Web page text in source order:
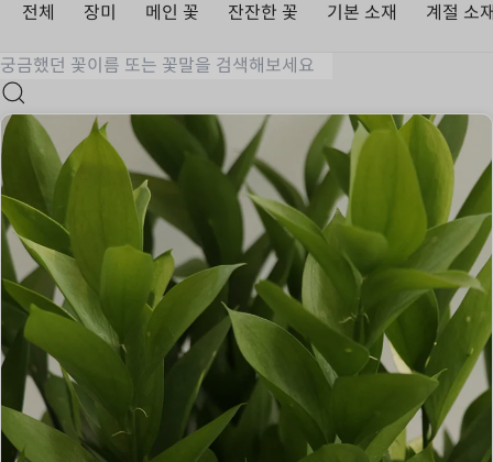
전체 장미 메인 꽃 잔잔한 꽃 기본 소재 계절 소